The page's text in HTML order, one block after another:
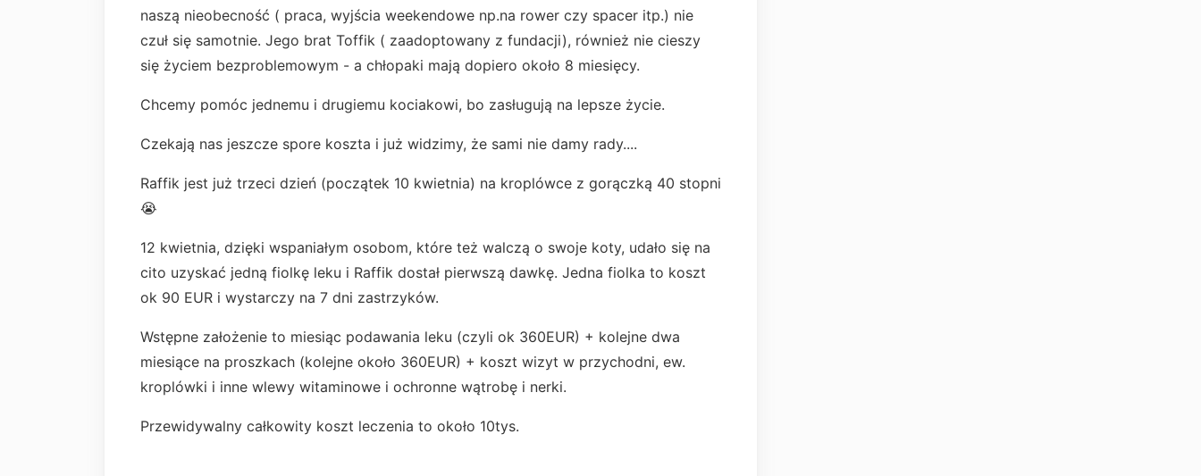
naszą nieobecność ( praca, wyjścia weekendowe np.na rower czy spacer itp.) nie
czuł się samotnie. Jego brat Toffik ( zaadoptowany z fundacji), również nie cieszy
się życiem bezproblemowym - a chłopaki mają dopiero około 8 miesięcy.
Chcemy pomóc jednemu i drugiemu kociakowi, bo zasługują na lepsze życie.
Czekają nas jeszcze spore koszta i już widzimy, że sami nie damy rady....
Raffik jest już trzeci dzień (początek 10 kwietnia) na kroplówce z gorączką 40 stopni
😭
12 kwietnia, dzięki wspaniałym osobom, które też walczą o swoje koty, udało się na
cito uzyskać jedną fiolkę leku i Raffik dostał pierwszą dawkę. Jedna fiolka to koszt
ok 90 EUR i wystarczy na 7 dni zastrzyków.
Wstępne założenie to miesiąc podawania leku (czyli ok 360EUR) + kolejne dwa
miesiące na proszkach (kolejne około 360EUR) + koszt wizyt w przychodni, ew.
kroplówki i inne wlewy witaminowe i ochronne wątrobę i nerki.
Przewidywalny całkowity koszt leczenia to około 10tys.